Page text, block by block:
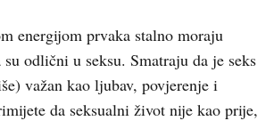
energijom prvaka stalno moraju
odlični u seksu. Smatraju da je seks
važan kao ljubav, povjerenje i
da seksualni život nije kao prije,